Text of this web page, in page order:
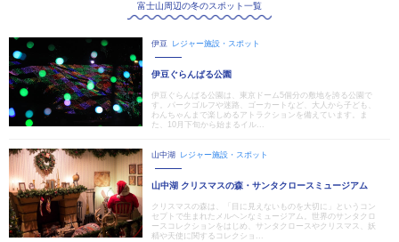
富士山周辺の冬のスポット一覧
伊豆 レジャー施設・スポット
伊豆ぐらんぱる公園
伊豆ぐらんぱる公園は、東京ドーム5個分の敷地を誇る公園で
す。パークゴルフや迷路、ゴーカートなど、大人から子ども、
わんちゃんまで楽しめるアトラクションを備えています。ま
た、10月下旬から始まるイル...
山中湖 レジャー施設・スポット
山中湖 クリスマスの森・サンタクロースミュージアム
クリスマスの森は、「目に見えないものを大切に」というコン
セプトで生まれたメルヘンなミュージアム。世界のサンタクロ
ースコレクションをはじめ、サンタクロースやクリスマス、妖
精や天使に関するコレクショ...